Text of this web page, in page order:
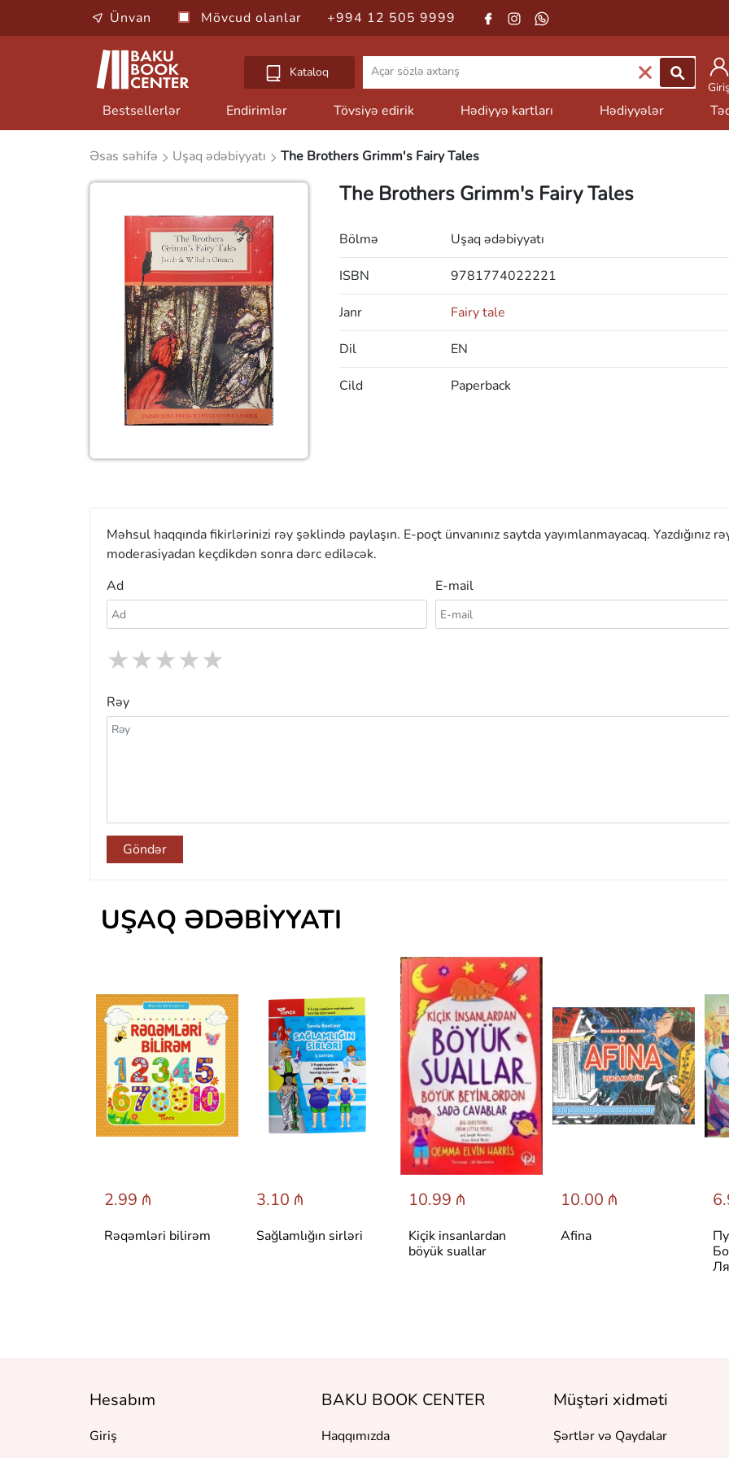
Ünvan Mövcud olanlar +994 12 505 9999
Kataloq
Bestsellerlər Endirimlər Tövsiyə edirik Hədiyyə kartları Hədiyyələr
Əsas səhifə Uşaq ədəbiyyatı The Brothers Grimm's Fairy Tales
The Brothers Grimm's Fairy Tales
Bölmə Uşaq ədəbiyyatı
ISBN 9781774022221
Janr Fairy tale
Dil EN
Cild Paperback
Məhsul haqqında fikirlərinizi rəy şəklində paylaşın. E-poçt ünvanınız saytda yayımlanmayacaq. Yazdığınız
moderasiyadan keçdikdən sonra dərc ediləcək.
Ad
E-mail
★
★
★
★
★
Rəy
Göndər
UŞAQ ƏDƏBIYYATI
2.99 ₼
Rəqəmləri bilirəm
3.10 ₼
Sağlamlığın sirləri
10.99 ₼
Kiçik insanlardan
böyük suallar
10.00 ₼
Afina
Hesabım
Giriş
BAKU BOOK CENTER
Haqqımızda
Müştəri xidməti
Şərtlər və Qaydalar